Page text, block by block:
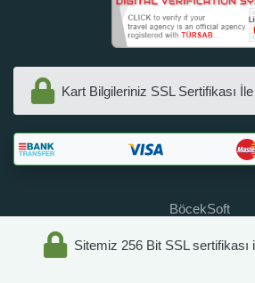
Kart Bilgileriniz SSL Sertifikası
BöcekSoft
Sitemiz 256 Bit SSL sertifikası